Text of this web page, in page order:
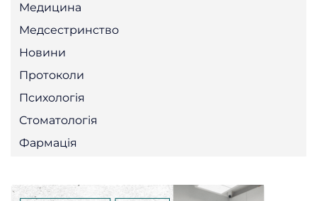
Медицина
Медсестринство
Новини
Протоколи
Психологія
Стоматологія
Фармація